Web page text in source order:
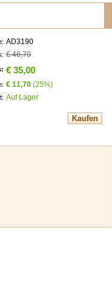
AD3190
€ 46,70
€ 35,00
€ 11,70 (25%)
Auf Lager